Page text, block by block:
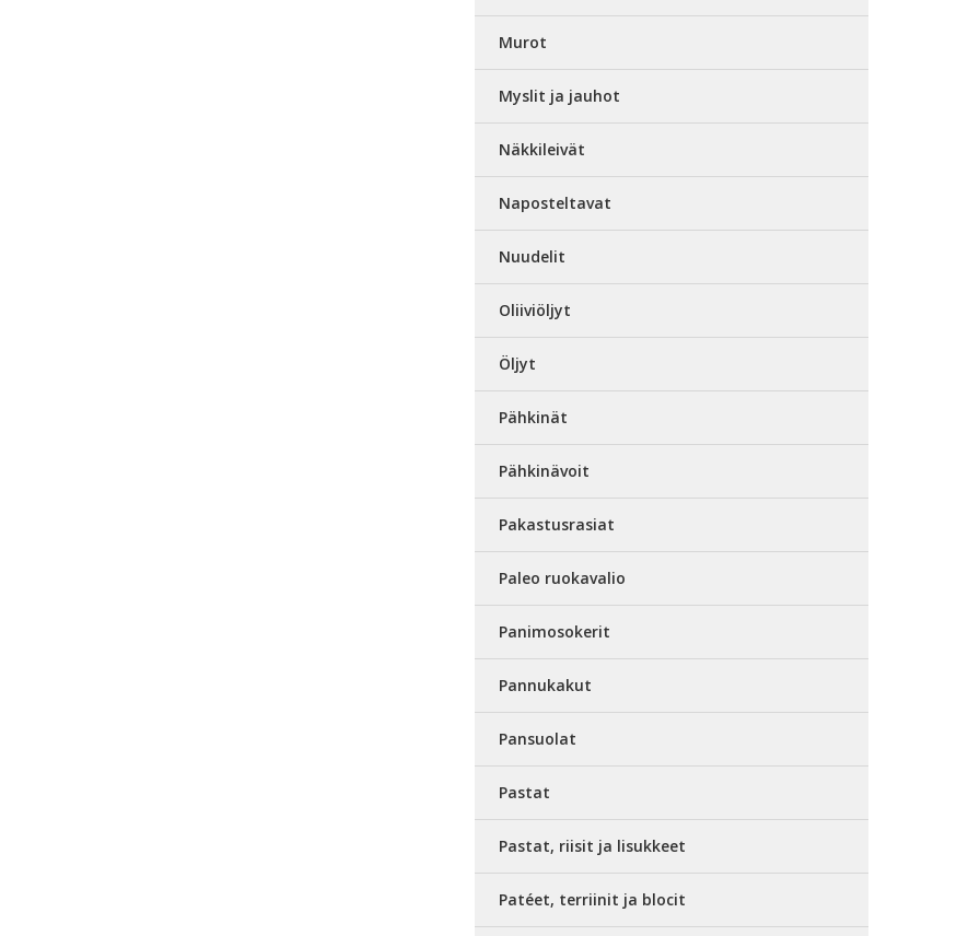
Murot
Myslit ja jauhot
Näkkileivät
Naposteltavat
Nuudelit
Oliiviöljyt
Öljyt
Pähkinät
Pähkinävoit
Pakastusrasiat
Paleo ruokavalio
Panimosokerit
Pannukakut
Pansuolat
Pastat
Pastat, riisit ja lisukkeet
Patéet, terriinit ja blocit